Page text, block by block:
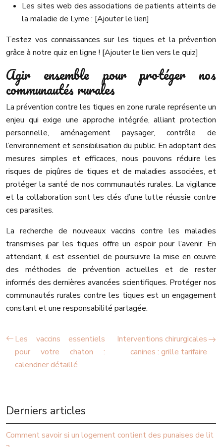
Les sites web des associations de patients atteints de
la maladie de Lyme : [Ajouter le lien]
Testez vos connaissances sur les tiques et la prévention
grâce à notre quiz en ligne ! [Ajouter le lien vers le quiz]
Agir ensemble pour protéger nos
communautés rurales
La prévention contre les tiques en zone rurale représente un
enjeu qui exige une approche intégrée, alliant protection
personnelle, aménagement paysager, contrôle de
l’environnement et sensibilisation du public. En adoptant des
mesures simples et efficaces, nous pouvons réduire les
risques de piqûres de tiques et de maladies associées, et
protéger la santé de nos communautés rurales. La vigilance
et la collaboration sont les clés d’une lutte réussie contre
ces parasites.
La recherche de nouveaux vaccins contre les maladies
transmises par les tiques offre un espoir pour l’avenir. En
attendant, il est essentiel de poursuivre la mise en œuvre
des méthodes de prévention actuelles et de rester
informés des dernières avancées scientifiques. Protéger nos
communautés rurales contre les tiques est un engagement
constant et une responsabilité partagée.
Les vaccins essentiels
pour votre chaton :
calendrier détaillé
Interventions chirurgicales
canines : grille tarifaire
Derniers articles
Comment savoir si un logement contient des punaises de lit